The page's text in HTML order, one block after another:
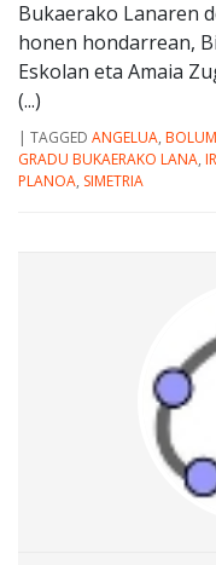
Bukaerako Lanaren
honen hondarrean,
Eskolan eta Amaia
(...)
| TAGGED ANGELUA,
GRADU BUKAERAKO LANA,
PLANOA, SIMETRIA